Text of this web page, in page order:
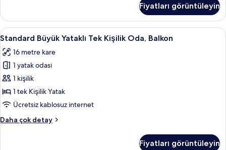
için
tüm
fotoğrafları
görün
İki
Ayrı
Yataklı
Balkon,
Okyanus
hakkında
daha
fazla
detay
Fiyatları görüntüleyin
Standard
Büyük
Yataklı
Tek
Kişilik
Oda,
Balkon
tüm
Masa, güneşlik/perde, ses yalıtımı,
6
Standard Büyük Yataklı Tek Kişilik Oda, Balkon
16 metre kare
1 yatak odası
1 kişilik
1 tek Kişilik Yatak
Ücretsiz kablosuz internet
Daha çok detay
Standard
Fiyatları görüntüleyin